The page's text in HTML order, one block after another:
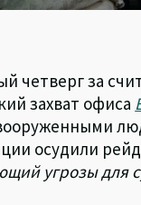
четверг за
захват офиса
вооруженными
осудили
угрозы для